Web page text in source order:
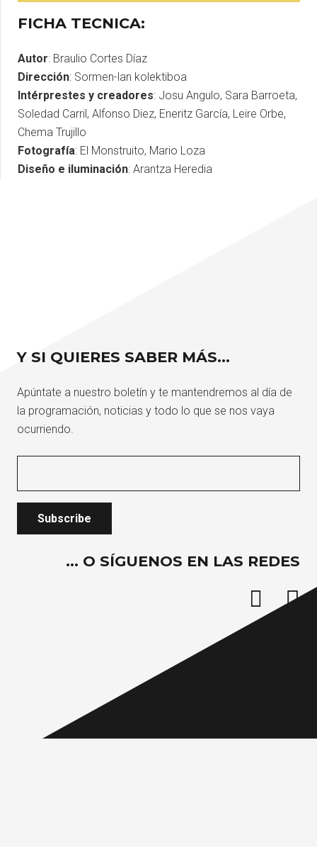
FICHA TECNICA:
Autor: Braulio Cortes Díaz
Dirección: Sormen-lan kolektiboa
Intérprestes y creadores: Josu Angulo, Sara Barroeta,
Soledad Carril, Alfonso Diez, Eneritz García, Leire Orbe,
Chema Trujillo
Fotografía: El Monstruito, Mario Loza
Diseño e iluminación: Arantza Heredia
Y SI QUIERES SABER MÁS…
Apúntate a nuestro boletín y te mantendremos al día de
la programación, noticias y todo lo que se nos vaya
ocurriendo.
… O SÍGUENOS EN LAS REDES